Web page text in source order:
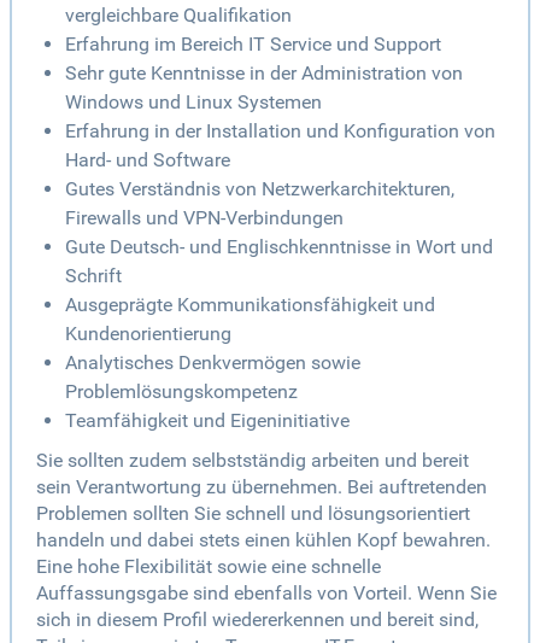
vergleichbare Qualifikation
Erfahrung im Bereich IT Service und Support
Sehr gute Kenntnisse in der Administration von
Windows und Linux Systemen
Erfahrung in der Installation und Konfiguration von
Hard- und Software
Gutes Verständnis von Netzwerkarchitekturen,
Firewalls und VPN-Verbindungen
Gute Deutsch- und Englischkenntnisse in Wort und
Schrift
Ausgeprägte Kommunikationsfähigkeit und
Kundenorientierung
Analytisches Denkvermögen sowie
Problemlösungskompetenz
Teamfähigkeit und Eigeninitiative
Sie sollten zudem selbstständig arbeiten und bereit
sein Verantwortung zu übernehmen. Bei auftretenden
Problemen sollten Sie schnell und lösungsorientiert
handeln und dabei stets einen kühlen Kopf bewahren.
Eine hohe Flexibilität sowie eine schnelle
Auffassungsgabe sind ebenfalls von Vorteil. Wenn Sie
sich in diesem Profil wiedererkennen und bereit sind,